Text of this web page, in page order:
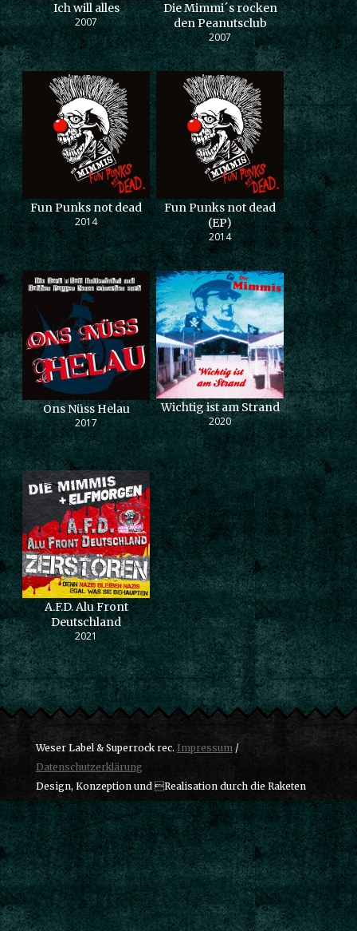
Ich will alles
2007
Die Mimmi´s rocken
den Peanutsclub
2007
Fun Punks not dead
2014
Fun Punks not dead
(EP)
2014
Ons Nüss Helau
2017
Wichtig ist am Strand
2020
A.F.D. Alu Front
Deutschland
2021
Weser Label & Superrock rec. Impressum/
Datenschutzerklärung
Design, Konzeption und Realisation durch die Raketen